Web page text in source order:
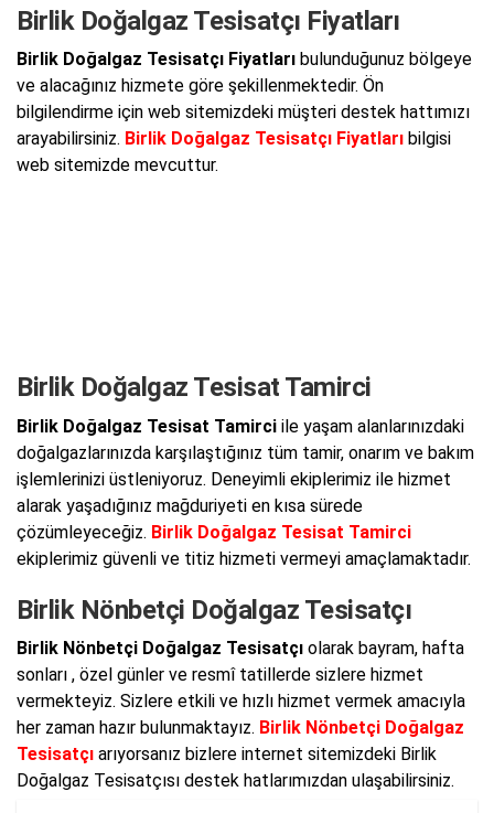
Birlik Doğalgaz Tesisatçı Fiyatları
Birlik Doğalgaz Tesisatçı Fiyatları bulunduğunuz bölgeye
ve alacağınız hizmete göre şekillenmektedir. Ön
bilgilendirme için web sitemizdeki müşteri destek hattımızı
arayabilirsiniz. Birlik Doğalgaz Tesisatçı Fiyatları bilgisi
web sitemizde mevcuttur.
Birlik Doğalgaz Tesisat Tamirci
Birlik Doğalgaz Tesisat Tamirci ile yaşam alanlarınızdaki
doğalgazlarınızda karşılaştığınız tüm tamir, onarım ve bakım
işlemlerinizi üstleniyoruz. Deneyimli ekiplerimiz ile hizmet
alarak yaşadığınız mağduriyeti en kısa sürede
çözümleyeceğiz. Birlik Doğalgaz Tesisat Tamirci
ekiplerimiz güvenli ve titiz hizmeti vermeyi amaçlamaktadır.
Birlik Nönbetçi Doğalgaz Tesisatçı
Birlik Nönbetçi Doğalgaz Tesisatçı olarak bayram, hafta
sonları , özel günler ve resmî tatillerde sizlere hizmet
vermekteyiz. Sizlere etkili ve hızlı hizmet vermek amacıyla
her zaman hazır bulunmaktayız. Birlik Nönbetçi Doğalgaz
Tesisatçı arıyorsanız bizlere internet sitemizdeki Birlik
Doğalgaz Tesisatçısı destek hatlarımızdan ulaşabilirsiniz.